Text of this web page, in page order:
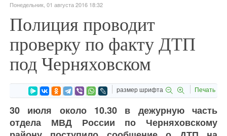
Понедельник, 01 августа 2016 18:32
Полиция проводит
проверку по факту ДТП
под Черняховском
размер шрифта Печать
30 июля около 10.30 в дежурную часть
отдела МВД России по Черняховскому